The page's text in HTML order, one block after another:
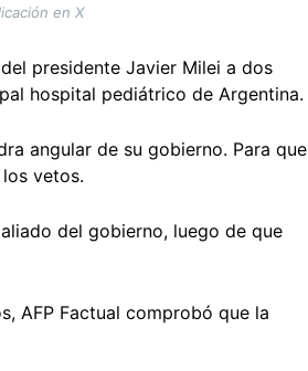
en X
presidente Javier Milei a dos
hospital pediátrico de Argentina.
angular de su gobierno. Para que
vetos.
del gobierno, luego de que
AFP Factual comprobó que la